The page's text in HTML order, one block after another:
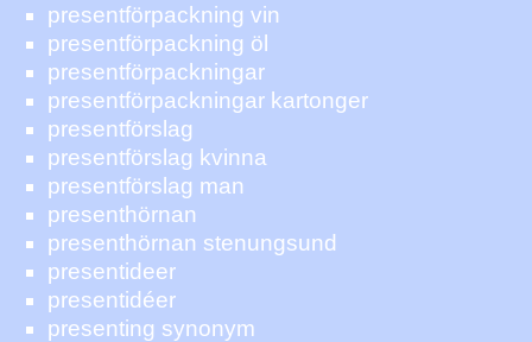
presentförpackning vin
presentförpackning öl
presentförpackningar
presentförpackningar kartonger
presentförslag
presentförslag kvinna
presentförslag man
presenthörnan
presenthörnan stenungsund
presentideer
presentidéer
presenting synonym